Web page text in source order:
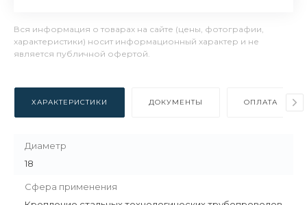
Вся информация о товарах на сайте (цены, фотографии,
характеристики) носит информационный характер и не
является публичной офертой.
ХАРАКТЕРИСТИКИ ДОКУМЕНТЫ ОПЛАТА
Диаметр
18
Сфера применения